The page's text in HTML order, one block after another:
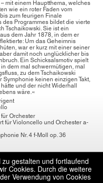
gestalten und fortlaufend
Cookies. Durch die weitere
Verwendung von Cookies
mit einem Hauptthema, welches
wie ein roter Faden vom
zum feurigen Finale
Programmes bildet die vierte
Tschaikowski. Sie ist ein
dem Jahr 1878, in dem er
Um das Geheimnis
war er kurz mit einer seiner
damit noch unglücklicher bis
Ein Schicksalsmotiv spielt
dem mal schwermütigen, mal
zu dem Tschaikowski
keinen einzigen Takt,
und der nicht Widerhall
wäre.«
Orchester
für Violoncello und Orchester a-
Nr. 4 f-Moll op. 36